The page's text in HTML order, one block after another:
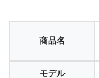
商品名
モデル